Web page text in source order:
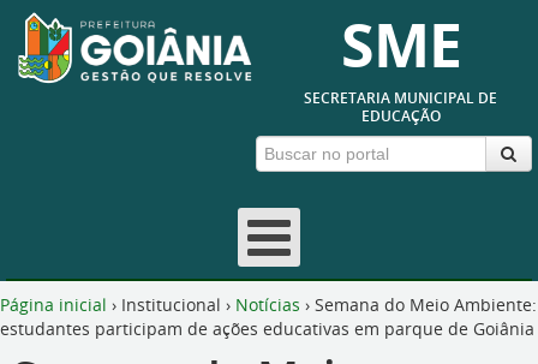
SME
SECRETARIA MUNICIPAL DE
EDUCAÇÃO
Página inicial › Institucional › Notícias › Semana do Meio Ambiente:
estudantes participam de ações educativas em parque de Goiânia